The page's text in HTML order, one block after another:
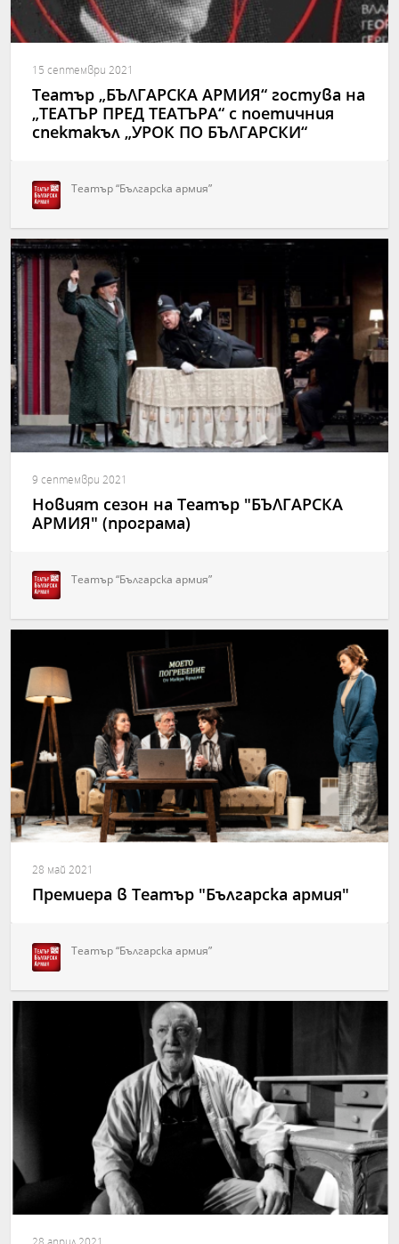
15 септември 2021
Театър „БЪЛГАРСКА АРМИЯ“ гостува на
„ТЕАТЪР ПРЕД ТЕАТЪРА“ с поетичния
спектакъл „УРОК ПО БЪЛГАРСКИ“
Театър “Българска армия”
9 септември 2021
Новият сезон на Театър "БЪЛГАРСКА
АРМИЯ" (програма)
Театър “Българска армия”
28 май 2021
Премиера в Театър "Българска армия"
Театър “Българска армия”